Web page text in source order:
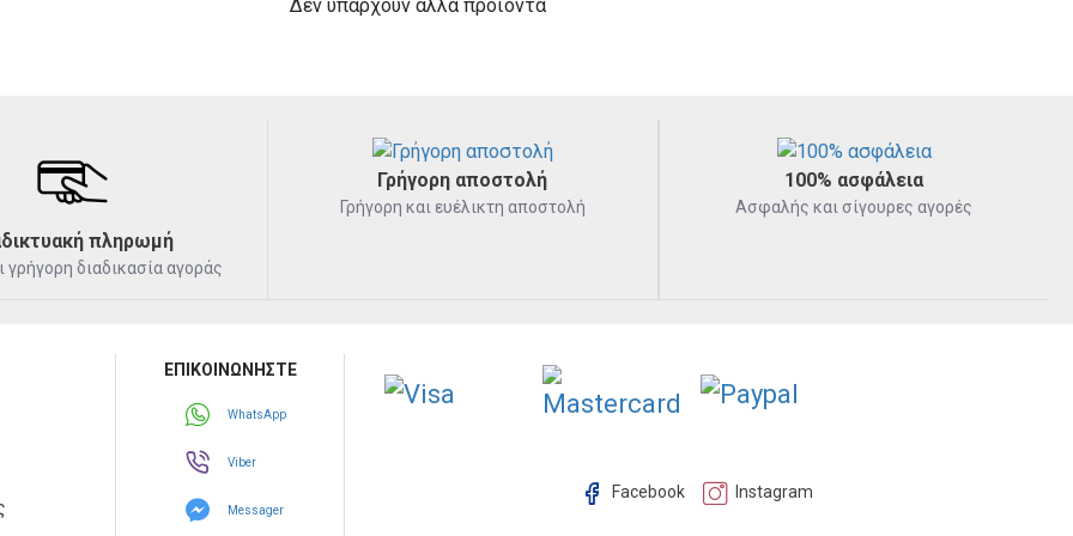
Δεν υπάρχουν άλλα προϊόντα
πληρωμή
γρήγορη διαδικασία αγοράς
Γρήγορη αποστολή
Γρήγορη και ευέλικτη αποστολή
100% ασφάλεια
Ασφαλής και σίγουρες αγορές
ΕΠΙΚΟΙΝΩΝΗΣΤΕ
WhatsApp
Viber
Messager
Facebook Instagram